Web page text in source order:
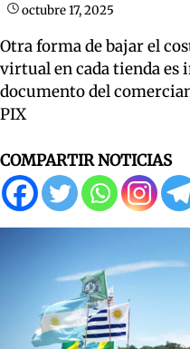
octubre 17, 2025
Otra forma de bajar el
virtual en cada tienda es
documento del
PIX
COMPARTIR NOTICIAS